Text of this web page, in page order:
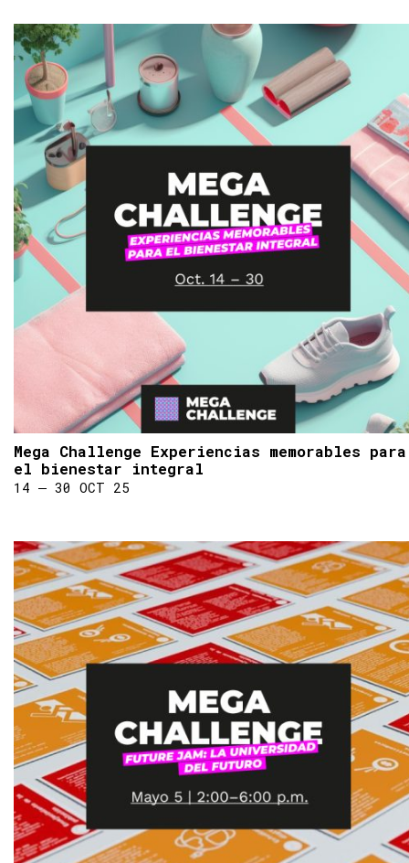
Mega Challenge Experiencias memorables para
el bienestar integral
14 ― 30 OCT 25